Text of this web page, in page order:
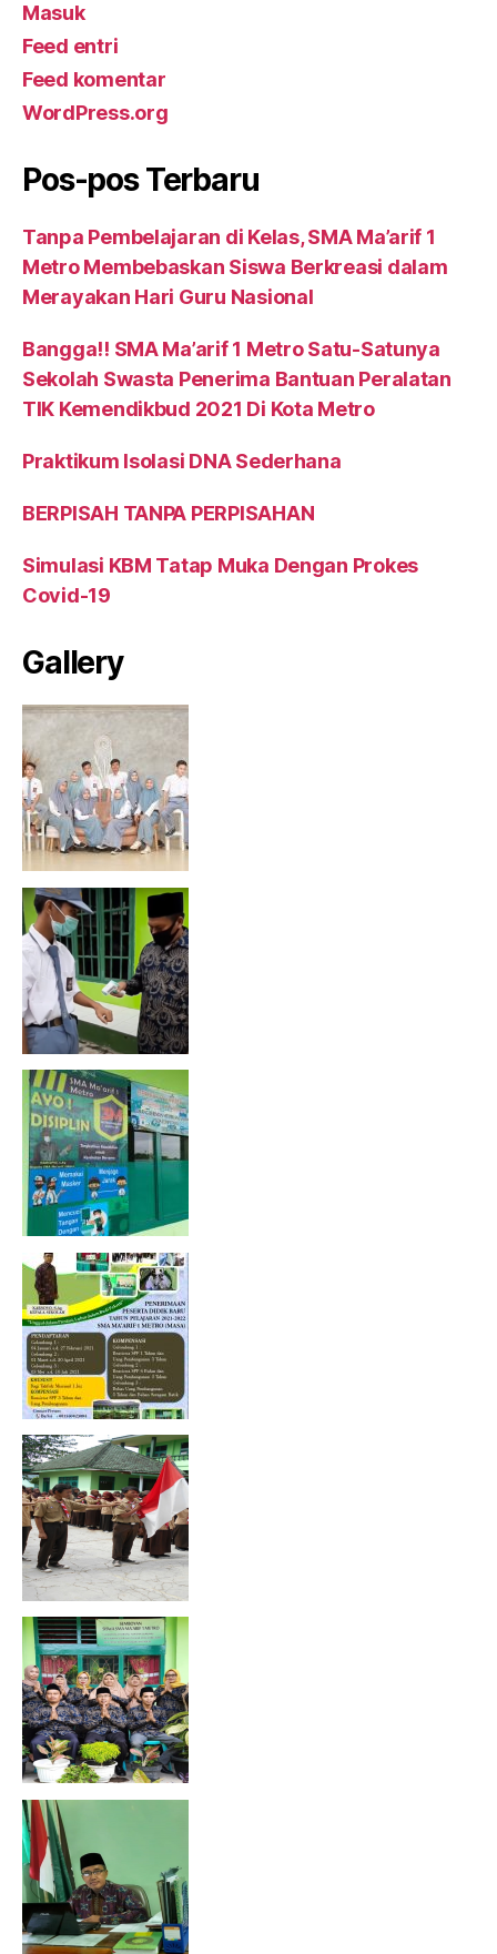
Masuk
Feed entri
Feed komentar
WordPress.org
Pos-pos Terbaru
Tanpa Pembelajaran di Kelas, SMA Ma’arif 1
Metro Membebaskan Siswa Berkreasi dalam
Merayakan Hari Guru Nasional
Bangga!! SMA Ma’arif 1 Metro Satu-Satunya
Sekolah Swasta Penerima Bantuan Peralatan
TIK Kemendikbud 2021 Di Kota Metro
Praktikum Isolasi DNA Sederhana
BERPISAH TANPA PERPISAHAN
Simulasi KBM Tatap Muka Dengan Prokes
Covid-19
Gallery